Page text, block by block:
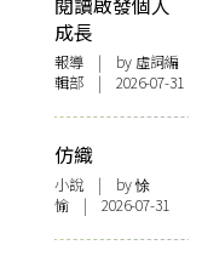
閱讀啟發個人
成長
報導 | by 虛詞編
輯部 | 2026-07-31
仿織
小說 | by 悇
愉 | 2026-07-31